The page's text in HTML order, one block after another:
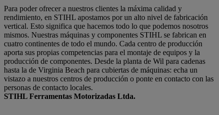
Para poder ofrecer a nuestros clientes la máxima calidad y
rendimiento, en STIHL apostamos por un alto nivel de fabricación
vertical. Esto significa que hacemos todo lo que podemos nosotros
mismos. Nuestras máquinas y componentes STIHL se fabrican en
cuatro continentes de todo el mundo. Cada centro de producción
aporta sus propias competencias para el montaje de equipos y la
producción de componentes. Desde la planta de Wil para cadenas
hasta la de Virginia Beach para cubiertas de máquinas: echa un
vistazo a nuestros centros de producción o ponte en contacto con las
personas de contacto locales.
STIHL Ferramentas Motorizadas Ltda.